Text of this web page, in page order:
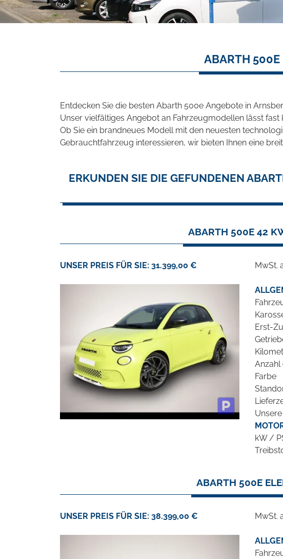
ABARTH 500E
Entdecken Sie die besten Abarth 500e Angebote in
Unser vielfältiges Angebot an Fahrzeugmodellen lässt fast
Ob Sie ein brandneues Modell mit den neuesten
Gebrauchtfahrzeug interessieren, wir bieten Ihnen eine
ERKUNDEN SIE DIE GEFUNDENEN
ABARTH 500E 42
UNSER PREIS FÜR SIE: 31.399,00 € MwSt.
Erst-
Anzahl
Farbe
kW /
ABARTH 500E
UNSER PREIS FÜR SIE: 38.399,00 € MwSt.